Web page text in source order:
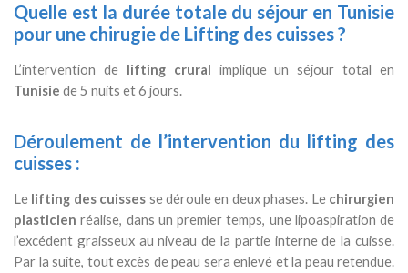
Quelle est la durée totale du séjour en Tunisie
pour une chirugie de Lifting des cuisses ?
L’intervention de lifting crural implique un séjour total en
Tunisie de 5 nuits et 6 jours.
Déroulement de l’intervention du lifting des
cuisses :
Le lifting des cuisses se déroule en deux phases. Le chirurgien
plasticien réalise, dans un premier temps, une lipoaspiration de
l’excédent graisseux au niveau de la partie interne de la cuisse.
Par la suite, tout excès de peau sera enlevé et la peau retendue.